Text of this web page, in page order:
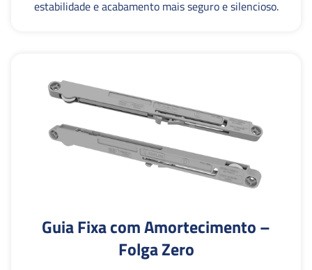
estabilidade e acabamento mais seguro e silencioso.
Guia Fixa com Amortecimento –
Folga Zero